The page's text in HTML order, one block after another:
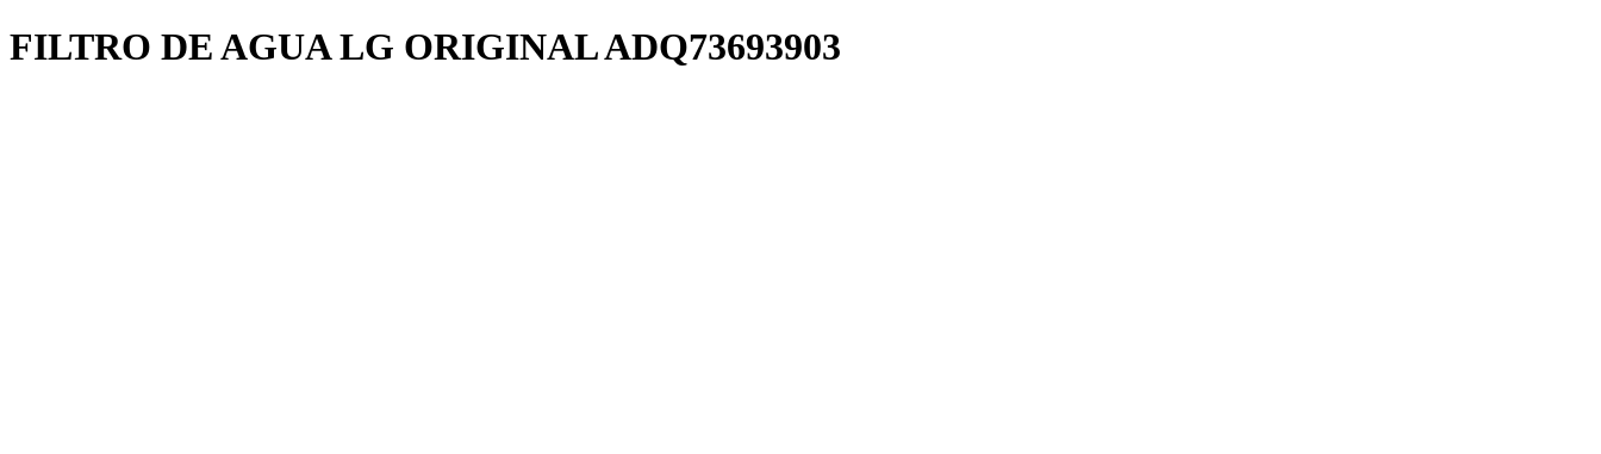
FILTRO DE AGUA LG ORIGINAL ADQ73693903